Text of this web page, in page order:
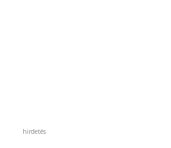
hirdetés